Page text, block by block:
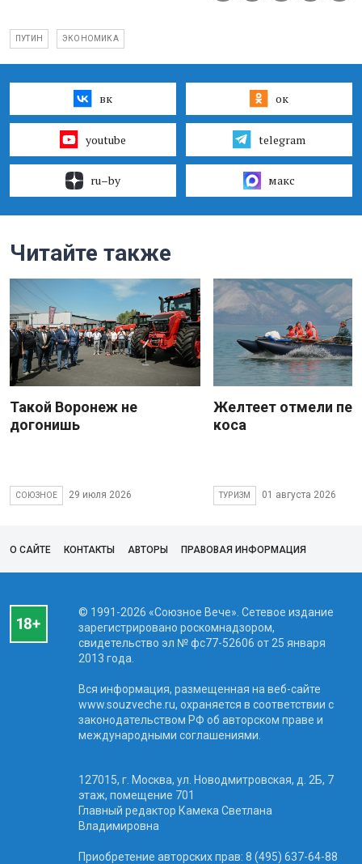
ПУТИН ЭКОНОМИКА
вк ок
youtube telegram
ru–by макс
Читайте также
Такой Воронеж не
догонишь
СОЮЗНОЕ 29 июля 2026
Желтеет отмели
коса
ТУРИЗМ 01 августа 2026
О САЙТЕ КОНТАКТЫ АВТОРЫ ПРАВОВАЯ ИНФОРМАЦИЯ
© 1991-2026 «Союзное Вече». Сетевое издание
зарегистрировано роскомнадзором,
свидетельство эл № фc77-52606 от 25 января
2013 года.
Вся информация, размещенная на веб-сайте
www.souzveche.ru, охраняется в соответствии с
законодательством РФ об авторском праве и
международными соглашениями.
127015, г. Москва, ул. Новодмитровская, д. 2Б, 7
этаж, помещение 701
Главный редактор Камека Светлана
Владимировна
Приобретение авторских прав: 8 (495) 637-64-88